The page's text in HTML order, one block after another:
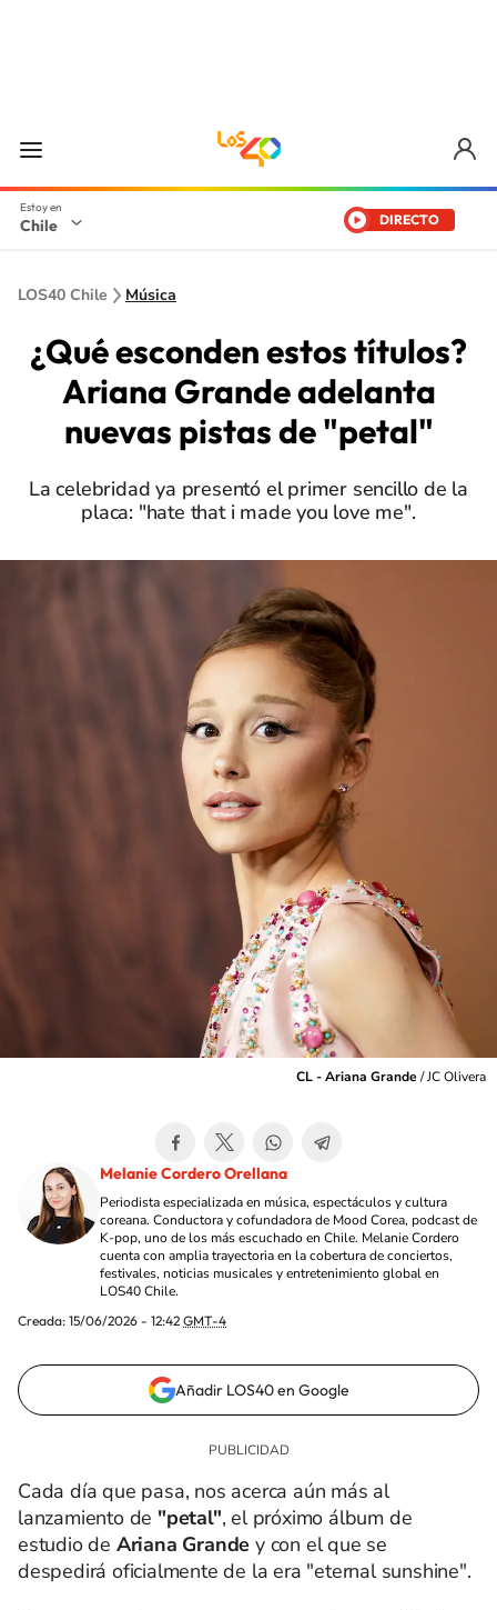
Chile DIRECTO
LOS40 Chile Música
¿Qué esconden estos títulos?
Ariana Grande adelanta
nuevas pistas de "petal"
La celebridad ya presentó el primer sencillo de la
placa: "hate that i made you love me".
CL - Ariana Grande /JC Olivera
Melanie Cordero Orellana
Periodista especializada en música, espectáculos y cultura
coreana. Conductora y cofundadora de Mood Corea, podcast de
K-pop, uno de los más escuchado en Chile. Melanie Cordero
cuenta con amplia trayectoria en la cobertura de conciertos,
festivales, noticias musicales y entretenimiento global en
LOS40 Chile.
Creada: 15/06/2026 - 12:42 GMT-4
Añadir LOS40 en Google
Cada día que pasa, nos acerca aún más al
lanzamiento de "petal", el próximo álbum de
estudio de Ariana Grande y con el que se
despedirá oficialmente de la era "eternal sunshine".